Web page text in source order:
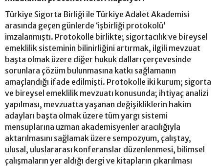
Türkiye Sigorta Birliği ile Türkiye Adalet Akademisi
arasında geçen günlerde ‘işbirliği protokolü’
imzalanmıştı. Protokolle birlikte; sigortacılık ve bireysel
emeklilik sisteminin bilinirliğini artırmak, ilgili mevzuat
başta olmak üzere diğer hukuk dalları çerçevesinde
sorunlara çözüm bulunmasına katkı sağlamanın
amaçlandığı ifade edilmişti. Protokolle iki kurum; sigorta
ve bireysel emeklilik mevzuatı konusunda; ihtiyaç analizi
yapılması, mevzuatta yaşanan değişikliklerin hakim
adayları başta olmak üzere tüm yargı sistemi
mensuplarına uzman akademisyenler aracılığıyla
aktarılmasını sağlamak üzere sempozyum, çalıştay,
ulusal, uluslararası konferanslar düzenlenmesi, bilimsel
çalışmaların yer aldığı dergi ve kitapların çıkarılması